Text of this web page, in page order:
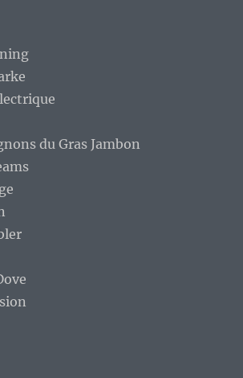
du Gras Jambon